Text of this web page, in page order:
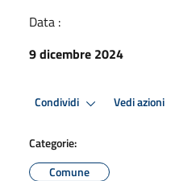
Data :
9 dicembre 2024
Condividi Vedi azioni
Categorie:
Comune